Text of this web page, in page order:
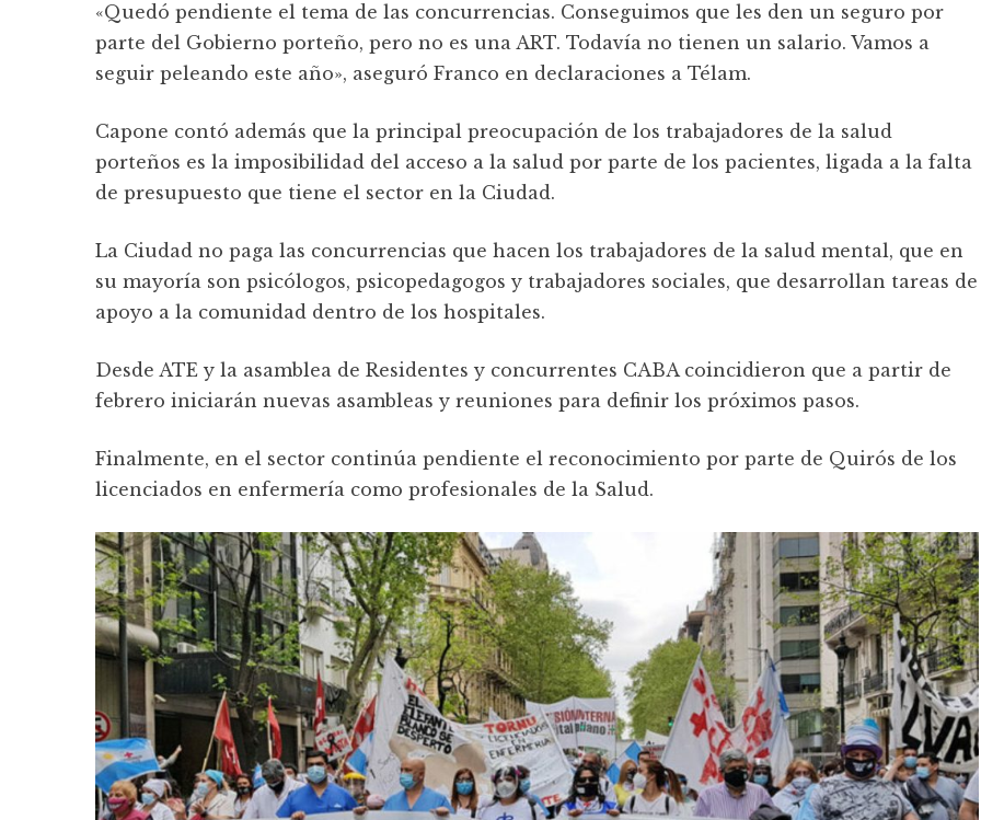
«Quedó pendiente el tema de las concurrencias. Conseguimos que les den un seguro por
parte del Gobierno porteño, pero no es una ART. Todavía no tienen un salario. Vamos a
seguir peleando este año», aseguró Franco en declaraciones a Télam.
Capone contó además que la principal preocupación de los trabajadores de la salud
porteños es la imposibilidad del acceso a la salud por parte de los pacientes, ligada a la falta
de presupuesto que tiene el sector en la Ciudad.
La Ciudad no paga las concurrencias que hacen los trabajadores de la salud mental, que en
su mayoría son psicólogos, psicopedagogos y trabajadores sociales, que desarrollan tareas de
apoyo a la comunidad dentro de los hospitales.
Desde ATE y la asamblea de Residentes y concurrentes CABA coincidieron que a partir de
febrero iniciarán nuevas asambleas y reuniones para definir los próximos pasos.
Finalmente, en el sector continúa pendiente el reconocimiento por parte de Quirós de los
licenciados en enfermería como profesionales de la Salud.